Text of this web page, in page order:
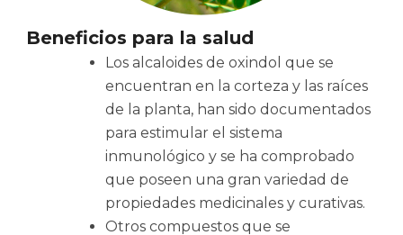
Beneficios para la salud
Los alcaloides de oxindol que se
encuentran en la corteza y las raíces
de la planta, han sido documentados
para estimular el sistema
inmunológico y se ha comprobado
que poseen una gran variedad de
propiedades medicinales y curativas.
Otros compuestos que se